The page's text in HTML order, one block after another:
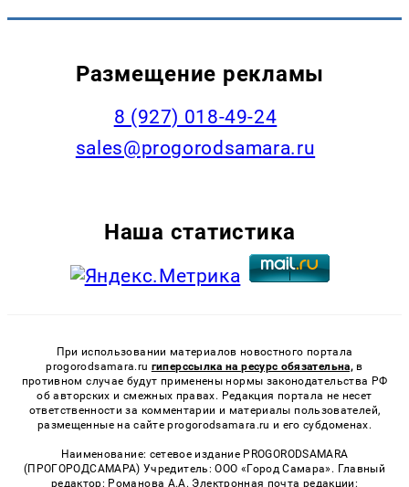
Размещение рекламы
8 (927) 018-49-24
sales@progorodsamara.ru
Наша статистика
При использовании материалов новостного портала
progorodsamara.ru гиперссылка на ресурс обязательна, в
противном случае будут применены нормы законодательства РФ
об авторских и смежных правах. Редакция портала не несет
ответственности за комментарии и материалы пользователей,
размещенные на сайте progorodsamara.ru и его субдоменах.
Наименование: сетевое издание PROGORODSAMARA
(ПРОГОРОДСАМАРА) Учредитель: ООО «Город Самара». Главный
редактор: Романова А.А. Электронная почта редакции: